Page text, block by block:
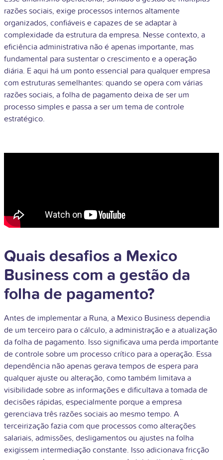
razões sociais, exige processos internos altamente
organizados, confiáveis e capazes de se adaptar à
complexidade da estrutura da empresa. Nesse contexto, a
eficiência administrativa não é apenas importante, mas
fundamental para sustentar o crescimento e a operação
diária. E aqui há um ponto essencial para qualquer empresa
com estruturas semelhantes: quando se opera com várias
razões sociais, a folha de pagamento deixa de ser um
processo simples e passa a ser um tema de controle
estratégico.
Quais desafios a Mexico
Business com a gestão da
folha de pagamento?
Antes de implementar a Runa, a Mexico Business dependia
de um terceiro para o cálculo, a administração e a atualização
da folha de pagamento. Isso significava uma perda importante
de controle sobre um processo crítico para a operação. Essa
dependência não apenas gerava tempos de espera para
qualquer ajuste ou alteração, como também limitava a
visibilidade sobre as informações e dificultava a tomada de
decisões rápidas, especialmente porque a empresa
gerenciava três razões sociais ao mesmo tempo. A
terceirização fazia com que processos como alterações
salariais, admissões, desligamentos ou ajustes na folha
exigissem intermediação constante. Isso adicionava fricção